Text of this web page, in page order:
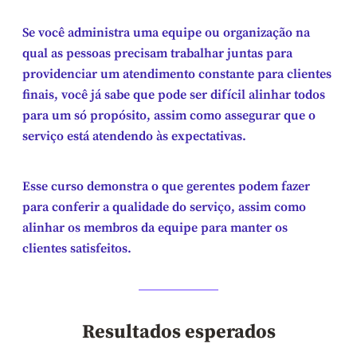
Se você administra uma equipe ou organização na
qual as pessoas precisam trabalhar juntas para
providenciar um atendimento constante para clientes
finais, você já sabe que pode ser difícil alinhar todos
para um só propósito, assim como assegurar que o
serviço está atendendo às expectativas.
Esse curso demonstra o que gerentes podem fazer
para conferir a qualidade do serviço, assim como
alinhar os membros da equipe para manter os
clientes satisfeitos.
Resultados esperados